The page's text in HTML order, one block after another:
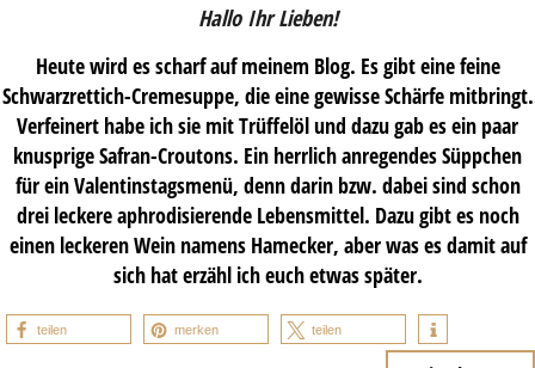
Hallo Ihr Lieben!
Heute wird es scharf auf meinem Blog. Es gibt eine feine
Schwarzrettich-Cremesuppe, die eine gewisse Schärfe mitbringt.
Verfeinert habe ich sie mit Trüffelöl und dazu gab es ein paar
knusprige Safran-Croutons. Ein herrlich anregendes Süppchen
für ein Valentinstagsmenü, denn darin bzw. dabei sind schon
drei leckere aphrodisierende Lebensmittel. Dazu gibt es noch
einen leckeren Wein namens Hamecker, aber was es damit auf
sich hat erzähl ich euch etwas später.
teilen merken teilen